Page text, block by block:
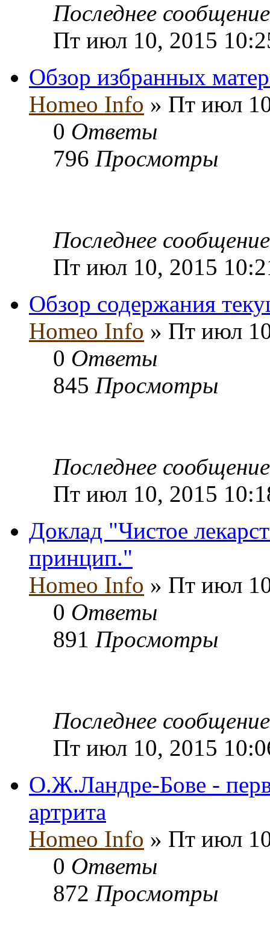
Последнее
Пт июл 10, 2015
Обзор избранных
Homeo Info » Пт июл
0 Ответы
796 Просмотры
Последнее
Пт июл 10, 2015
Обзор содержания
Homeo Info » Пт июл
0 Ответы
845 Просмотры
Последнее
Пт июл 10, 2015
Доклад "Чистое
принцип."
Homeo Info » Пт июл
0 Ответы
891 Просмотры
Последнее
Пт июл 10, 2015
О.Ж.Ландре-Бове -
артрита
Homeo Info » Пт июл
0 Ответы
872 Просмотры